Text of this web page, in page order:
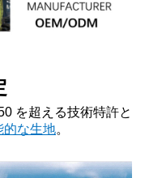
を超える技術特許と
的な生地。